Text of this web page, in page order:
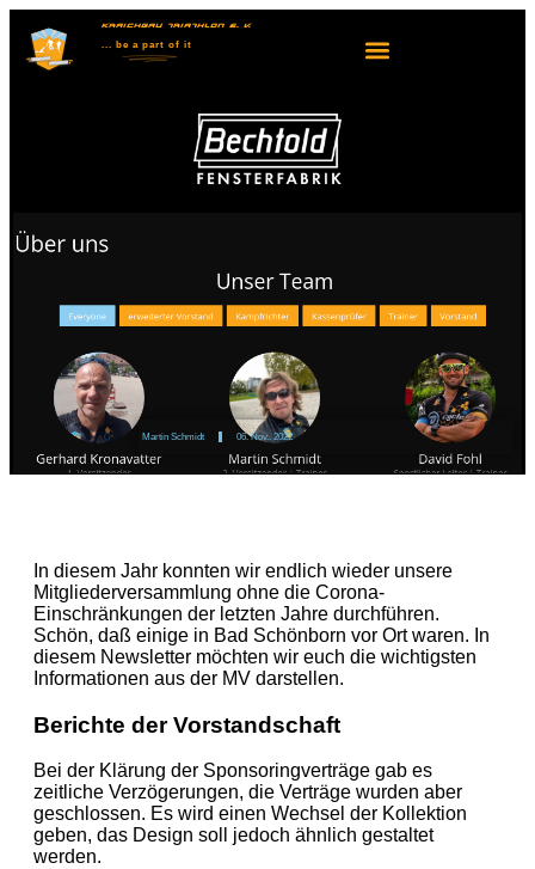
KRAICHGAU TRIATHLON E. V.
... bea part of it
Martin Schmidt 06. Nov.. 2022
In diesem Jahr konnten wir endlich wieder unsere
Mitgliederversammlung ohne die Corona-
Einschränkungen der letzten Jahre durchführen.
Schön, daß einige in Bad Schönborn vor Ort waren. In
diesem Newsletter möchten wir euch die wichtigsten
Informationen aus der MV darstellen.
Berichte der Vorstandschaft
Bei der Klärung der Sponsoringverträge gab es
zeitliche Verzögerungen, die Verträge wurden aber
geschlossen. Es wird einen Wechsel der Kollektion
geben, das Design soll jedoch ähnlich gestaltet
werden.